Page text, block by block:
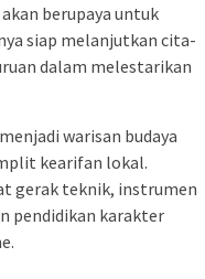
berupaya untuk
siap melanjutkan cita-
dalam melestarikan
warisan budaya
kearifan lokal.
gerak teknik, instrumen
pendidikan karakter